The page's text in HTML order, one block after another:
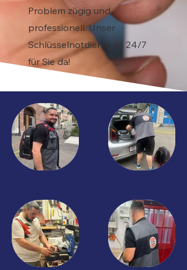
Problem zügig und
professionell. Unser
Schlüsselnotdienst ist 24/7
für Sie da!